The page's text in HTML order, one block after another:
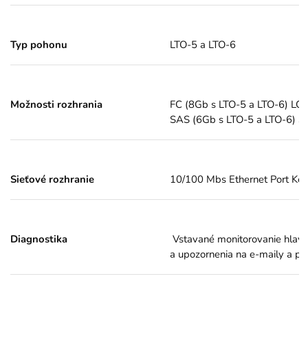
Typ pohonu LTO-5 a LTO-6
Možnosti rozhrania
FC (8Gb s LTO-5 a LTO-6) LC
SAS (6Gb s LTO-5 a LTO-6)
Sieťové rozhranie 10/100 Mbs Ethernet Port
Diagnostika
Vstavané monitorovanie
a upozornenia na e-maily a